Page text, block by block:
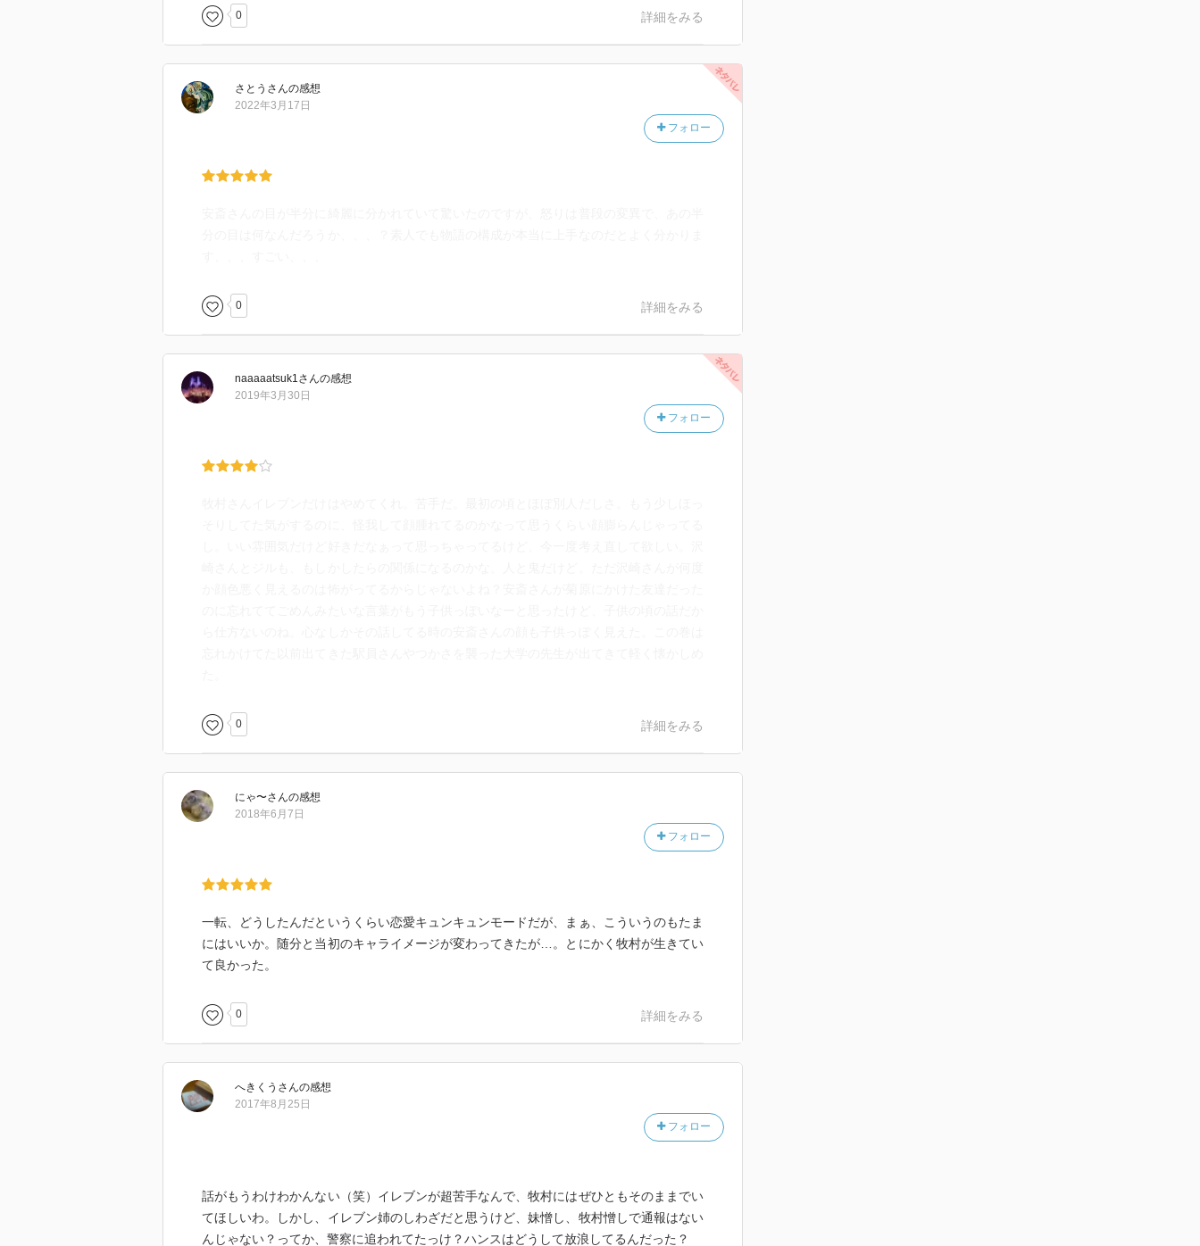
少し前から記しておこうと思って忘れてた事…
0 詳細をみる
さとう さんの感想
フォロー
2022年3月17日
0 詳細をみる
naaaaatsuk1さんの感想
フォロー
2019年3月30日
0 詳細をみる
にゃ〜さんの感想
フォロー
2018年6月7日
一転、どうしたんだというくらい恋愛キュンキュンモードだが、まぁ、こういうのもたま
にはいいか。随分と当初のキャライメージが変わってきたが…。とにかく牧村が生きてい
て良かった。
0 詳細をみる
へきくう さんの感想
フォロー
2017年8月25日
話がもうわけわかんない（笑）イレブンが超苦手なんで、牧村にはぜひともそのままでい
てほしいわ。しかし、イレブン姉のしわざだと思うけど、妹憎し、牧村憎しで通報はない
んじゃない？ってか、警察に追われてたっけ？ハンスはどうして放浪してるんだった？